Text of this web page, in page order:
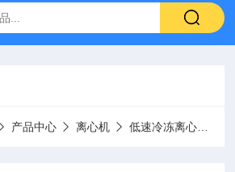
产品中心 离心机 低速冷冻离心机